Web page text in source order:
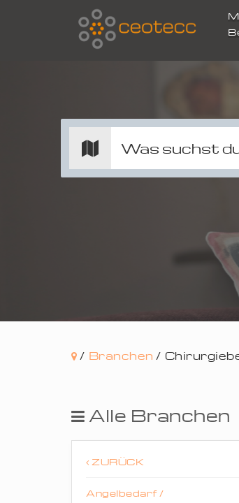
/ Branchen /
Alle Branchen
ZURÜCK
Angelbedarf /